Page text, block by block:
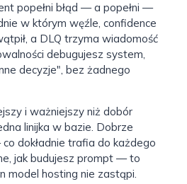
popełni błąd — a popełni —
w którym węźle, confidence
a DLQ trzyma wiadomość
debugujesz system,
decyzje", bez żadnego
i ważniejszy niż dobór
linijka w bazie. Dobrze
dokładnie trafia do każdego
jak budujesz prompt — to
model hosting nie zastąpi.